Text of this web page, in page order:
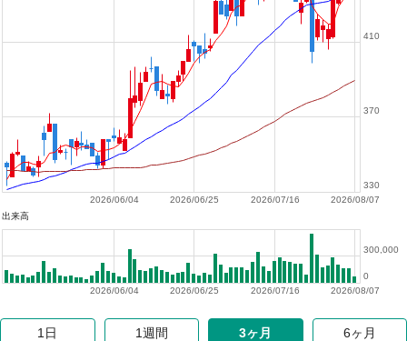
2026/08/07
2026/07/16
2026/06/25
2026/06/04
330
370
410
出来高
2026/08/07
2026/07/16
2026/06/25
2026/06/04
0
300,000
1日 1週間 3ヶ月 6ヶ月